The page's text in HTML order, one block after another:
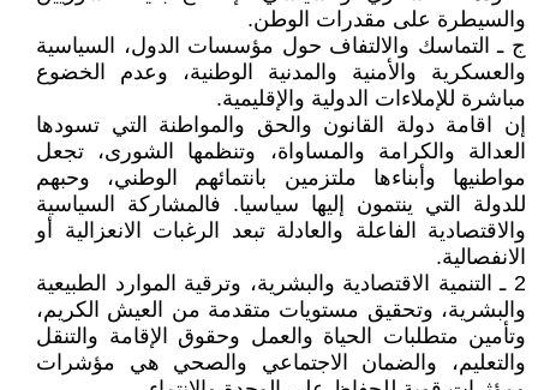
والسيطرة على مقدرات الوطن.
ج ـ التماسك والالتفاف حول مؤسسات الدول، السياسية
والعسكرية والأمنية والمدنية الوطنية، وعدم الخضوع
مباشرة للإملاءات الدولية والإقليمية.
إن اقامة دولة القانون والحق والمواطنة التي تسودها
العدالة والكرامة والمساواة، وتنظمها الشورى، تجعل
مواطنيها وأبناءها ملتزمين بانتمائهم الوطني، وحبهم
للدولة التي ينتمون إليها سياسيا. فالمشاركة السياسية
والاقتصادية الفاعلة والعادلة تبعد الرغبات الانعزالية أو
الانفصالية.
2 ـ التنمية الاقتصادية والبشرية، وترقية الموارد الطبيعية
والبشرية، وتحقيق مستويات متقدمة من العيش الكريم،
وتأمين متطلبات الحياة والعمل وحقوق الإقامة والتنقل
والتعليم، والضمان الاجتماعي والصحي هي مؤشرات